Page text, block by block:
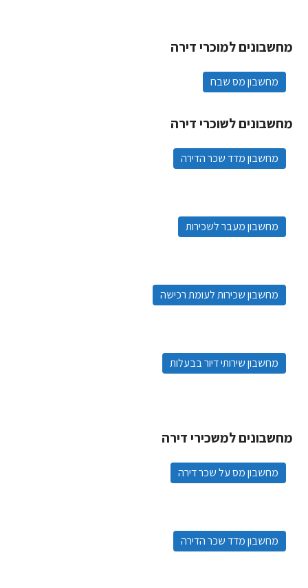
מחשבונים למוכרי דירה
מחשבון מס שבח
מחשבונים לשוכרי דירה
מחשבון מדד שכר הדירה
מחשבון מעבר לשכירות
מחשבון שכירות לעומת רכישה
מחשבון שירותי דיור בבעלות
מחשבונים למשכירי דירה
מחשבון מס על שכר דירה
מחשבון מדד שכר הדירה